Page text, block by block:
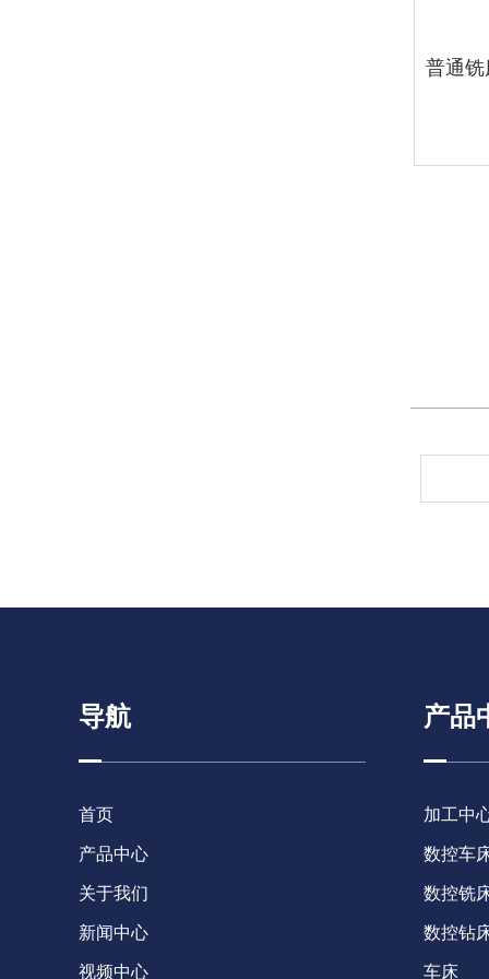
导航
首页
产品中心
关于我们
新闻中心
视频中心
产品
加工中
数控车
数控铣
数控钻
车床